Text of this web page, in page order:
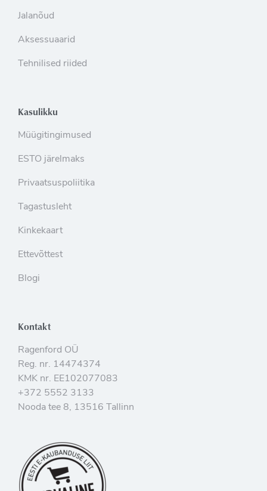
Jalanõud
Aksessuaarid
Tehnilised riided
Kasulikku
Müügitingimused
ESTO järelmaks
Privaatsuspoliitika
Tagastusleht
Kinkekaart
Ettevõttest
Blogi
Kontakt
Ragenford OÜ
Reg. nr. 14474374
KMK nr. EE102077083
+372 5552 3133
Nooda tee 8, 13516 Tallinn